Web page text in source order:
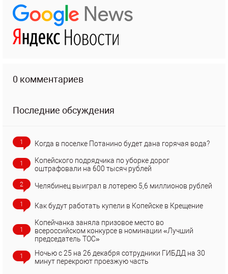
0 комментариев
Последние обсуждения
1 Когда в поселке Потанино будет дана горячая вода?
1
Копейского подрядчика по уборке дорог
оштрафовали на 600 тысяч рублей
2 Челябинец выиграл в лотерею 5,6 миллионов рублей
1 Как будут работать купели в Копейске в Крещение
1
Копейчанка заняла призовое место во
всероссийском конкурсе в номинации «Лучший
председатель ТОС»
1
Ночью с 25 на 26 декабря сотрудники ГИБДД на 30
минут перекроют проезжую часть